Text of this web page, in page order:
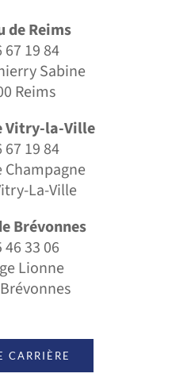
de Reims
67 19 84
Sabine
Reims
Vitry-la-Ville
67 19 84
Champagne
La-Ville
Brévonnes
46 33 06
Lionne
CARRIÈRE